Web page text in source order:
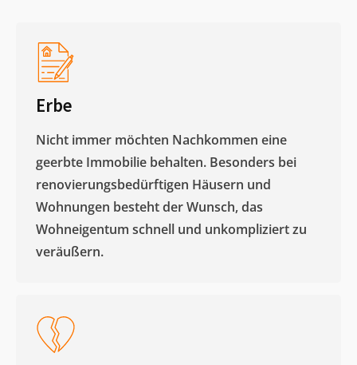
Erbe
Nicht immer möchten Nachkommen eine
geerbte Immobilie behalten. Besonders bei
renovierungsbedürftigen Häusern und
Wohnungen besteht der Wunsch, das
Wohneigentum schnell und unkompliziert zu
veräußern. ​